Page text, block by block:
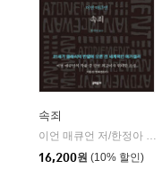
속죄
이언 매큐언 저/한정아 역
16,200원 (10% 할인)